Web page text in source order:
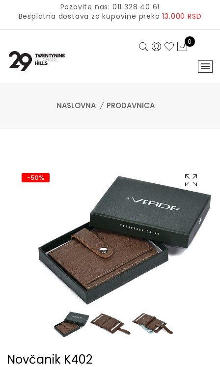
Pozovite nas: 011 328 40 61
Besplatna dostava za kupovine preko13.000 RSD
0
NASLOVNA PRODAVNICA
-50%
Novčanik K402